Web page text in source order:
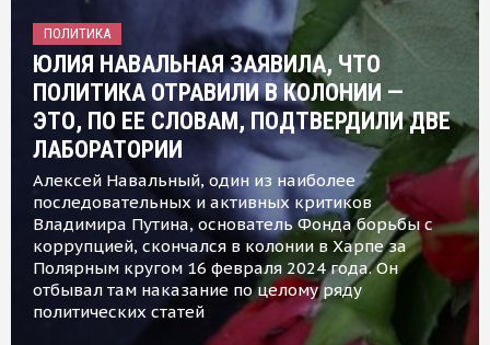
ПОЛИТИКА
ЮЛИЯ НАВАЛЬНАЯ ЗАЯВИЛА, ЧТО
ПОЛИТИКА ОТРАВИЛИ В КОЛОНИИ —
ЭТО, ПО ЕЕ СЛОВАМ, ПОДТВЕРДИЛИ ДВЕ
ЛАБОРАТОРИИ
Алексей Навальный, один из наиболее
последовательных и активных критиков
Владимира Путина, основатель Фонда борьбы с
коррупцией, скончался в колонии в Харпе за
Полярным кругом 16 февраля 2024 года. Он
отбывал там наказание по целому ряду
политических статей